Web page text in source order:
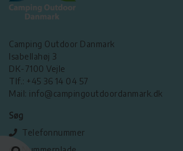
Camping Outdoor Danmark
Isabellahøj 3
DK-7100 Vejle
Tlf.: +45 36 14 04 57
Mail: info@campingoutdoordanmark.dk
Søg
Telefonnummer